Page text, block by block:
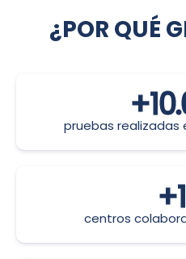
¿POR QUÉ
pruebas realizadas
+
centros
+